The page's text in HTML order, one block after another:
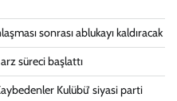
sonrası ablukayı kaldıracak
süreci başlattı
Kulübü’ siyasi parti